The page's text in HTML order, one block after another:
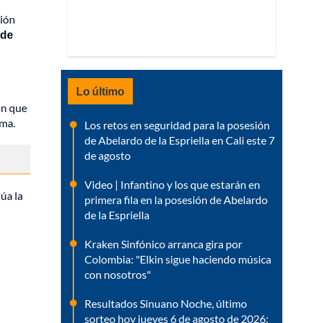
que
la
Lo último
Los retos en seguridad para la posesión
de Abelardo de la Espriella en Cali este 7
de agosto
Video | Infantino y los que estarán en
primera fila en la posesión de Abelardo
de la Espriella
Kraken Sinfónico arranca gira por
Colombia: "Elkin sigue haciendo música
con nosotros"
Resultados Sinuano Noche, último
sorteo hoy jueves 6 de agosto de 2026: